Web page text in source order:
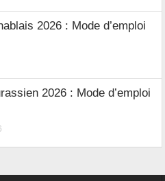
2026 : Mode d’emploi
2026 : Mode d’emploi